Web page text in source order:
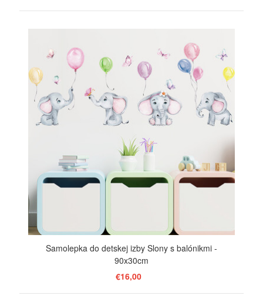
Samolepka do detskej izby Slony s balónikmi -
90x30cm
€16,00